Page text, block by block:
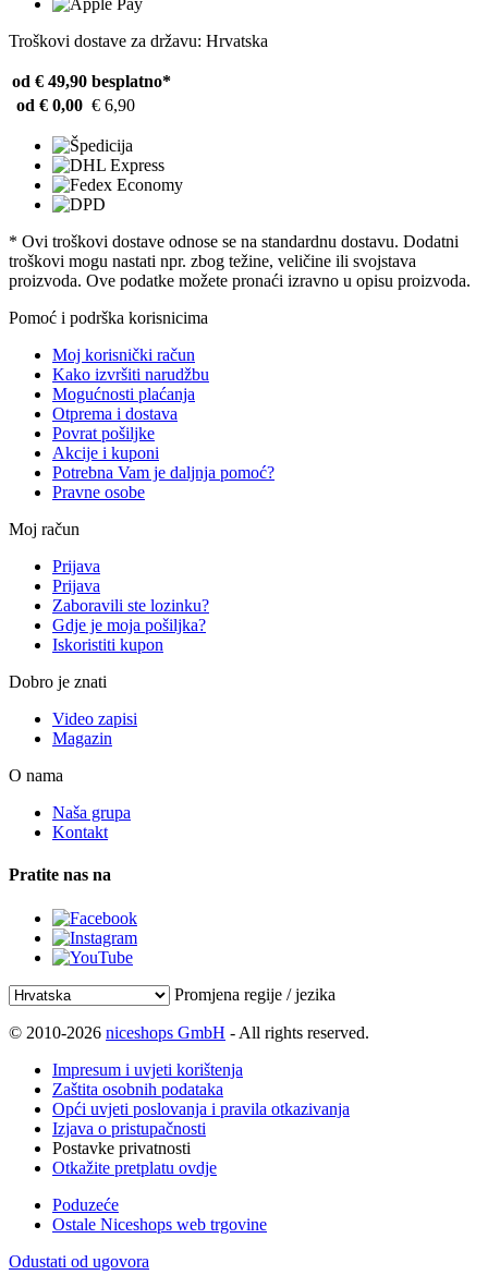
Troškovi dostave za državu: Hrvatska
od € 49,90 besplatno*
od € 0,00 € 6,90
* Ovi troškovi dostave odnose se na standardnu ​​dostavu. Dodatni
troškovi mogu nastati npr. zbog težine, veličine ili svojstava
proizvoda. Ove podatke možete pronaći izravno u opisu proizvoda.
Pomoć i podrška korisnicima
Moj korisnički račun
Kako izvršiti narudžbu
Mogućnosti plaćanja
Otprema i dostava
Povrat pošiljke
Akcije i kuponi
Potrebna Vam je daljnja pomoć?
Pravne osobe
Moj račun
Prijava
Prijava
Zaboravili ste lozinku?
Gdje je moja pošiljka?
Iskoristiti kupon
Dobro je znati
Video zapisi
Magazin
O nama
Naša grupa
Kontakt
Pratite nas na
Promjena regije / jezika
© 2010-2026 niceshops GmbH - All rights reserved.
Impresum i uvjeti korištenja
Zaštita osobnih podataka
Opći uvjeti poslovanja i pravila otkazivanja
Izjava o pristupačnosti
Postavke privatnosti
Otkažite pretplatu ovdje
Poduzeće
Ostale Niceshops web trgovine
Odustati od ugovora